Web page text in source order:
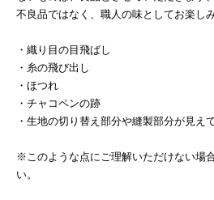
不良品ではなく、職人の味としてお楽し
・織り目の目飛ばし
・糸の飛び出し
・ほつれ
・チャコペンの跡
・生地の切り替え部分や縫製部分が見え
※このような点にご理解いただけない場
い。